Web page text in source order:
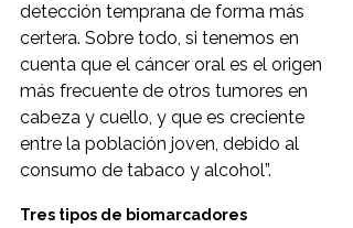
detección temprana de forma más
certera. Sobre todo, si tenemos en
cuenta que el cáncer oral es el origen
más frecuente de otros tumores en
cabeza y cuello, y que es creciente
entre la población joven, debido al
consumo de tabaco y alcohol”.
Tres tipos de biomarcadores